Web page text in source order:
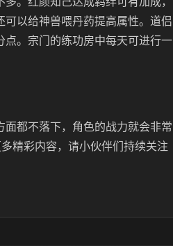
以给神兽喂丹药提高属性。道侣
。宗门的练功房中每天可进行一
都不落下，角色的战力就会非常
精彩内容，请小伙伴们持续关注